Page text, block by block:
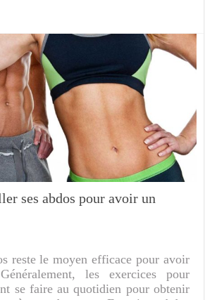
ses abdos pour avoir un
reste le moyen efficace pour avoir
les exercices pour
se faire au quotidien pour obtenir